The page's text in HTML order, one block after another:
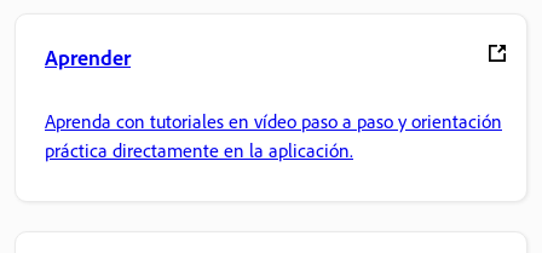
Aprender
Aprenda con tutoriales en vídeo paso a paso y orientación
práctica directamente en la aplicación.